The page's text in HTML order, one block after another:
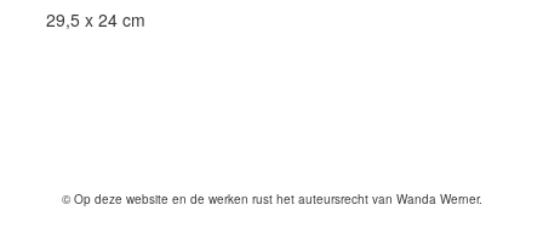
29,5 x 24 cm
© Op deze website en de werken rust het auteursrecht van Wanda Werner.